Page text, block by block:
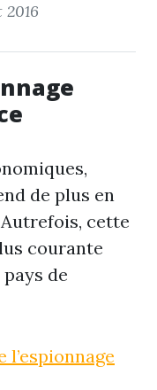
2016
de plus en
cette
courante
de